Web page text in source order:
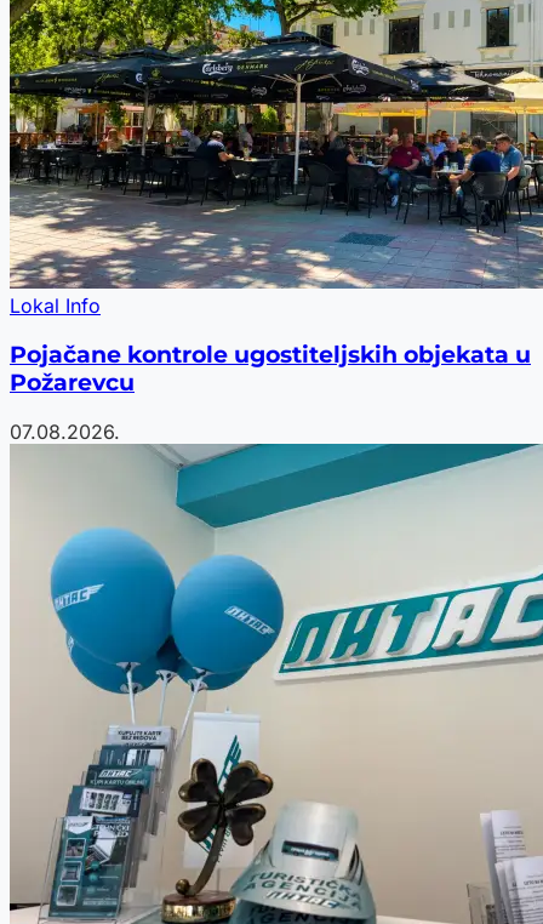
Lokal Info
Pojačane kontrole ugostiteljskih objekata u
Požarevcu
07.08.2026.